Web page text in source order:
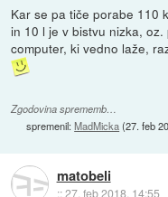
Kar se pa tiče porabe 110
in 10 l je v bistvu nizka,
computer, ki vedno laže,
Zgodovina sprememb…
spremenil:MadMicka(27. feb
matobeli
::27. feb 2018, 14:55